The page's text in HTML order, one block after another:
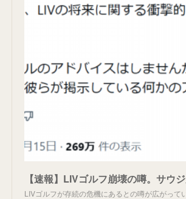
LIVゴルフが存続の危機にあるとの噂が広がって